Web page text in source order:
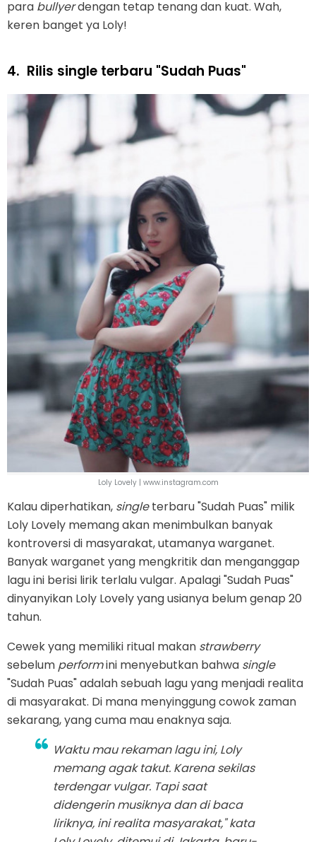
para bullyerdengan tetap tenang dan kuat. Wah,
keren banget ya Loly!
4. Rilis single terbaru "Sudah Puas"
Loly Lovely | www.instagram.com
Kalau diperhatikan, singleterbaru "Sudah Puas" milik
Loly Lovely memang akan menimbulkan banyak
kontroversi di masyarakat, utamanya warganet.
Banyak warganet yang mengkritik dan menganggap
lagu ini berisi lirik terlalu vulgar. Apalagi "Sudah Puas"
dinyanyikan Loly Lovely yang usianya belum genap 20
tahun.
Cewek yang memiliki ritual makan strawberry
sebelum performini menyebutkan bahwa single
"Sudah Puas" adalah sebuah lagu yang menjadi realita
di masyarakat. Di mana menyinggung cowok zaman
sekarang, yang cuma mau enaknya saja.
Waktu mau rekaman lagu ini, Loly
memang agak takut. Karena sekilas
terdengar vulgar. Tapi saat
didengerin musiknya dan di baca
liriknya, ini realita masyarakat," kata